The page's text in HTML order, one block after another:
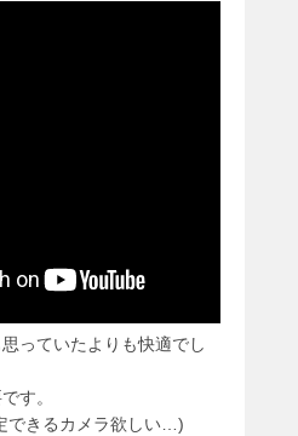
っていたよりも快適でし
す。
できるカメラ欲しい…)